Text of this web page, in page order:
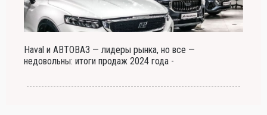
Haval и АВТОВАЗ — лидеры рынка, но все —
недовольны: итоги продаж 2024 года -